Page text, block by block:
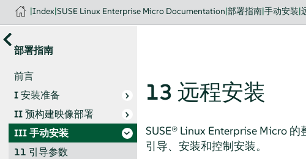
|Index|SUSE Linux Enterprise Micro Documentation|部署指南|手动安装|
部署指南
前言
I安装准备
II预构建映像部署
III手动安装
11 引导参数
13 远程安装
SUSE® Linux Enterprise Micro的
引导、安装和控制安装。